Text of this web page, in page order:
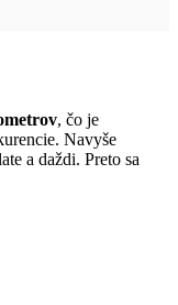
, čo je
Navyše
a daždi. Preto sa